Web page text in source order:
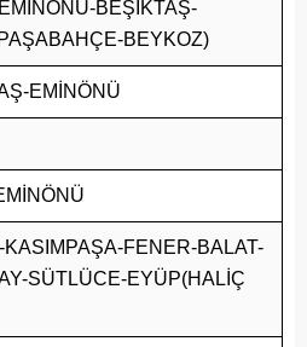
BEŞİKTAŞ-
BEYKOZ)
EMİNÖNÜ
FENER-BALAT-
SÜTLÜCE-EYÜP(HALİÇ